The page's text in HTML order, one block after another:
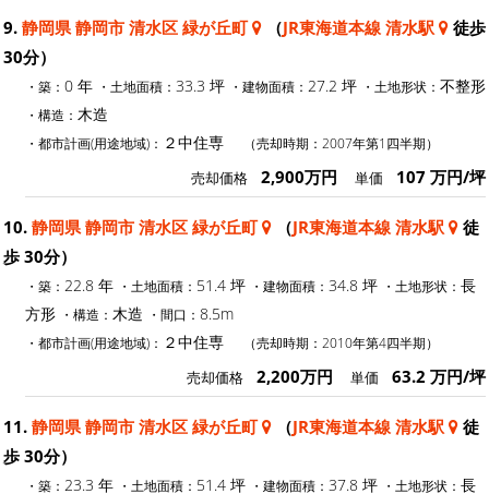
9. 静岡県 静岡市 清水区 緑が丘町 （JR東海道本線 清水駅
徒歩
30分）
・築： 0 年 ・土地面積： 33.3 坪 ・建物面積： 27.2 坪 ・土地形状： 不整形
・構造： 木造
・都市計画(用途地域)： ２中住専 （売却時期：2007年第1四半期）
売却価格 2,900万円 単価 107 万円/坪
10. 静岡県 静岡市 清水区 緑が丘町 （JR東海道本線 清水駅
徒
歩 30分）
・築： 22.8 年 ・土地面積： 51.4 坪 ・建物面積： 34.8 坪 ・土地形状： 長
方形 ・構造： 木造 ・間口： 8.5m
・都市計画(用途地域)： ２中住専 （売却時期：2010年第4四半期）
売却価格 2,200万円 単価 63.2 万円/坪
11. 静岡県 静岡市 清水区 緑が丘町 （JR東海道本線 清水駅
徒
歩 30分）
・築： 23.3 年 ・土地面積： 51.4 坪 ・建物面積： 37.8 坪 ・土地形状： 長